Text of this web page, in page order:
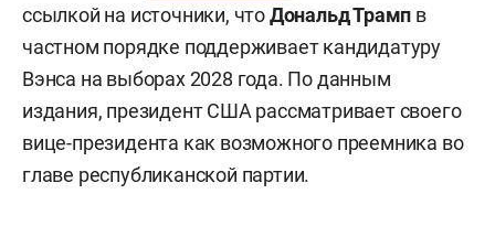
ссылкой на источники, чтоДональд Трамп в
частном порядке поддерживает кандидатуру
Вэнса на выборах 2028 года. По данным
издания, президент США рассматривает своего
вице-президента как возможного преемника во
главе республиканской партии.